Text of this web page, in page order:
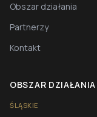
Obszar działania
Partnerzy
Kontakt
OBSZAR DZIAŁANIA
ŚLĄSKIE